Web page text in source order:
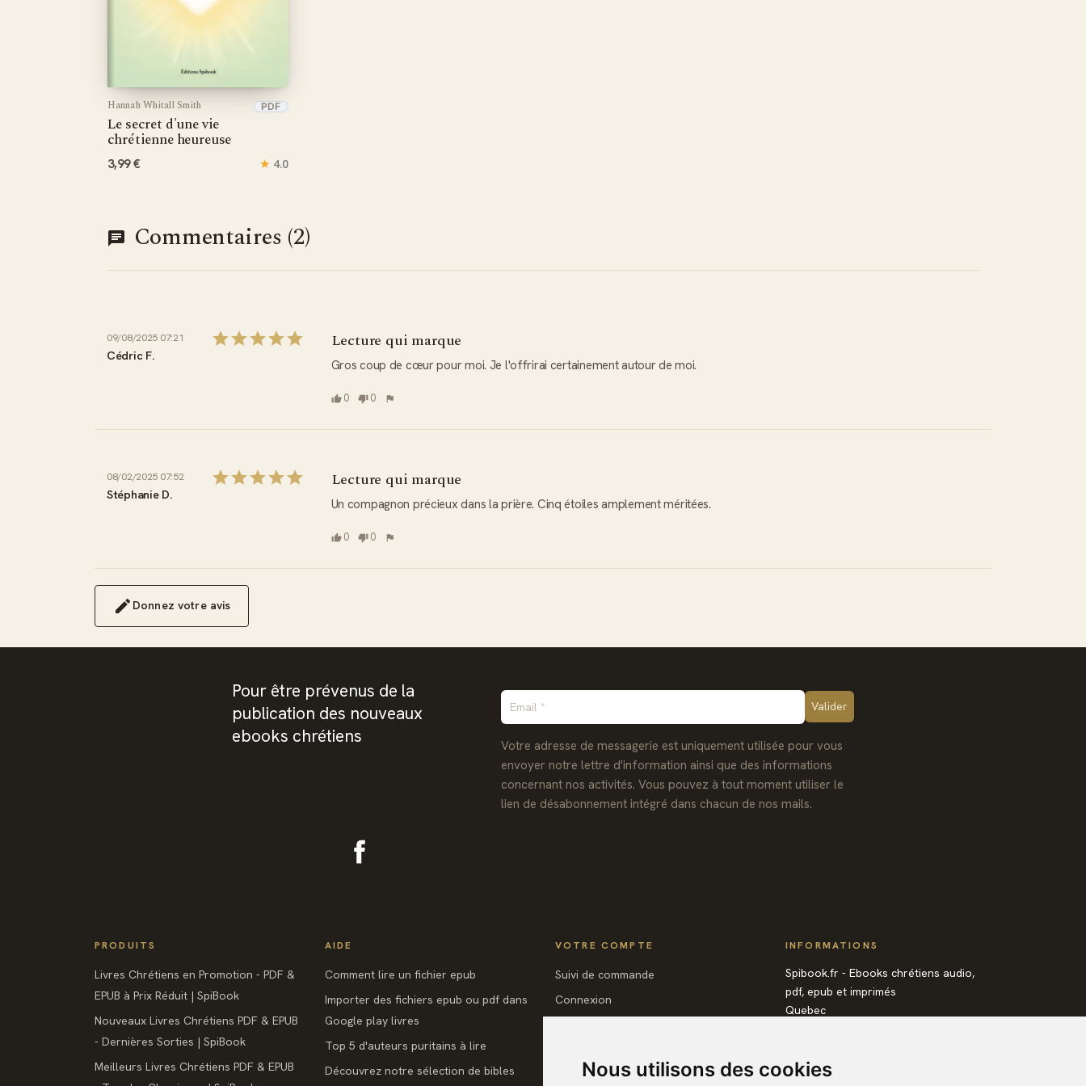
Nous utilisons des cookies
Hannah Whitall Smith
Le secret d'une vie
chrétienne heureuse
PDF
3,99 € ★ 4.0
Commentaires (2)
09/08/2025 07:21
Cédric F.
Lecture qui marque
Gros coup de cœur pour moi. Je l'offrirai certainement autour de moi.
0 0
08/02/2025 07:52
Stéphanie D.
Lecture qui marque
Un compagnon précieux dans la prière. Cinq étoiles amplement méritées.
0 0
Donnez votre avis
Pour être prévenus de la
publication des nouveaux
ebooks chrétiens
Votre adresse de messagerie est uniquement utilisée pour vous
envoyer notre lettre d'information ainsi que des informations
concernant nos activités. Vous pouvez à tout moment utiliser le
lien de désabonnement intégré dans chacun de nos mails.
PRODUITS
Livres Chrétiens en Promotion - PDF &
EPUB à Prix Réduit | SpiBook
Nouveaux Livres Chrétiens PDF & EPUB
- Dernières Sorties | SpiBook
Meilleurs Livres Chrétiens PDF & EPUB
AIDE
Comment lire un fichier epub
Importer des fichiers epub ou pdf dans
Google play livres
Top 5 d'auteurs puritains à lire
Découvrez notre sélection de bibles
VOTRE COMPTE
Suivi de commande
Connexion
INFORMATIONS
Spibook.fr - Ebooks chrétiens audio,
pdf, epub et imprimés
Quebec
contact@spibook.fr